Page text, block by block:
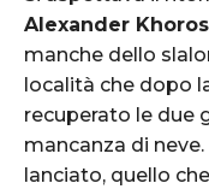
Alexander
manche dello
località che dopo
recuperato le due
mancanza di
lanciato, quello